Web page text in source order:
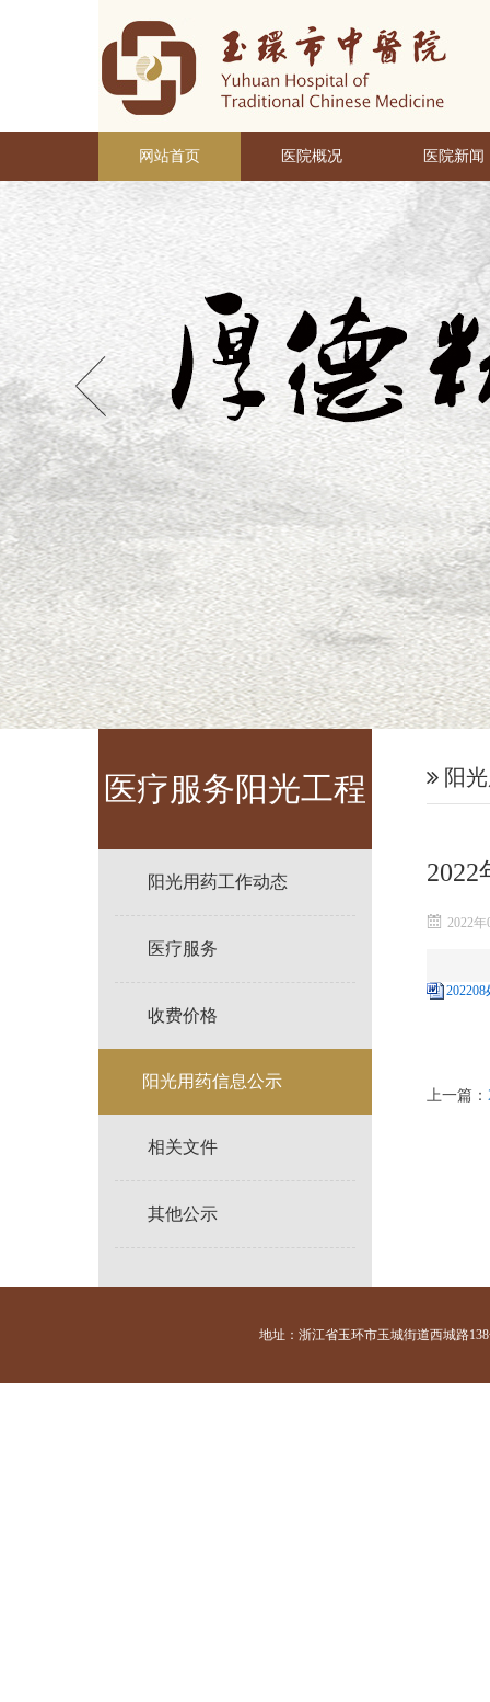
网站首页 医院概况 医院新闻
医疗服务阳光工程
阳光用药工作动态
医疗服务
收费价格
阳光用药信息公示
相关文件
其他公示
阳
2022
上一篇：
地址：浙江省玉环市玉城街道西城路